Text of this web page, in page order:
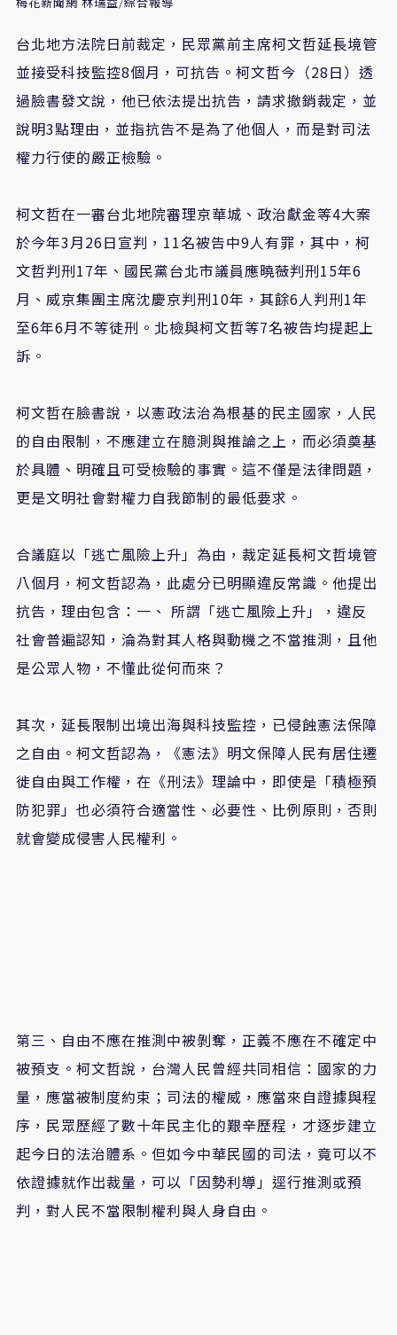
梅花新聞網 林瑞益/綜合報導
台北地方法院日前裁定，民眾黨前主席柯文哲延長境管
並接受科技監控8個月，可抗告。柯文哲今（28日）透
過臉書發文說，他已依法提出抗告，請求撤銷裁定，並
說明3點理由，並指抗告不是為了他個人，而是對司法
權力行使的嚴正檢驗。
柯文哲在一審台北地院審理京華城、政治獻金等4大案
於今年3月26日宣判，11名被告中9人有罪，其中，柯
文哲判刑17年、國民黨台北市議員應曉薇判刑15年6
月、威京集團主席沈慶京判刑10年，其餘6人判刑1年
至6年6月不等徒刑。北檢與柯文哲等7名被告均提起上
訴。
柯文哲在臉書說，以憲政法治為根基的民主國家，人民
的自由限制，不應建立在臆測與推論之上，而必須奠基
於具體、明確且可受檢驗的事實。這不僅是法律問題，
更是文明社會對權力自我節制的最低要求。
合議庭以「逃亡風險上升」為由，裁定延長柯文哲境管
八個月，柯文哲認為，此處分已明顯違反常識。他提出
抗告，理由包含：一、 所謂「逃亡風險上升」，違反
社會普遍認知，淪為對其人格與動機之不當推測，且他
是公眾人物，不懂此從何而來？
其次，延長限制出境出海與科技監控，已侵蝕憲法保障
之自由。柯文哲認為，《憲法》明文保障人民有居住遷
徙自由與工作權，在《刑法》理論中，即使是「積極預
防犯罪」也必須符合適當性、必要性、比例原則，否則
就會變成侵害人民權利。
第三、自由不應在推測中被剝奪，正義不應在不確定中
被預支。柯文哲說，台灣人民曾經共同相信：國家的力
量，應當被制度約束；司法的權威，應當來自證據與程
序，民眾歷經了數十年民主化的艱辛歷程，才逐步建立
起今日的法治體系。但如今中華民國的司法，竟可以不
依證據就作出裁量，可以「因勢利導」逕行推測或預
判，對人民不當限制權利與人身自由。